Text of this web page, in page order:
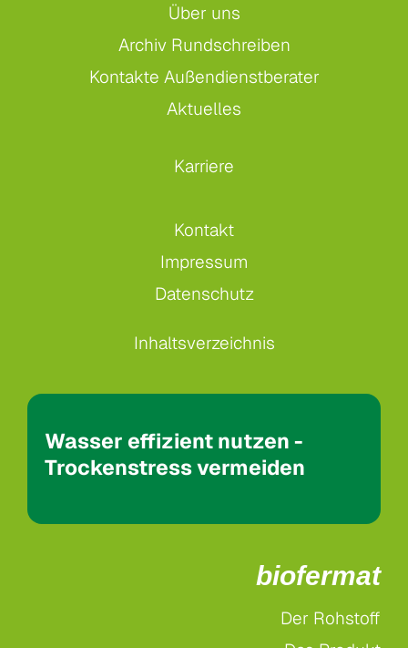
Über uns
Archiv Rundschreiben
Kontakte Außendienstberater
Aktuelles
Karriere
Kontakt
Impressum
Datenschutz
Inhaltsverzeichnis
Wasser effizient nutzen -
Trockenstress vermeiden
biofermat
Der Rohstoff